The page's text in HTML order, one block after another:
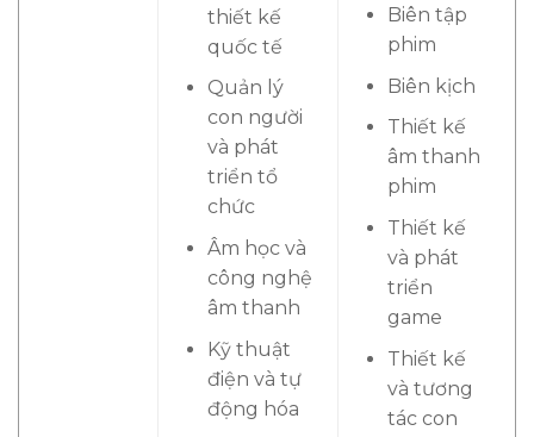
thiết kế
quốc tế
Quản lý
con người
và phát
triển tổ
chức
Âm học và
công nghệ
âm thanh
Kỹ thuật
điện và tự
động hóa
Biên tập
phim
Biên kịch
Thiết kế
âm thanh
phim
Thiết kế
và phát
triển
game
Thiết kế
và tương
tác con